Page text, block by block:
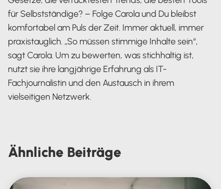
für Selbstständige? – Folge Carola und Du bleibst
komfortabel am Puls der Zeit. Immer aktuell, immer
praxistauglich. „So müssen stimmige Inhalte sein“,
sagt Carola. Um zu bewerten, was stichhaltig ist,
nutzt sie ihre langjährige Erfahrung als IT-
Fachjournalistin und den Austausch in ihrem
vielseitigen Netzwerk.
Ähnliche Beiträge